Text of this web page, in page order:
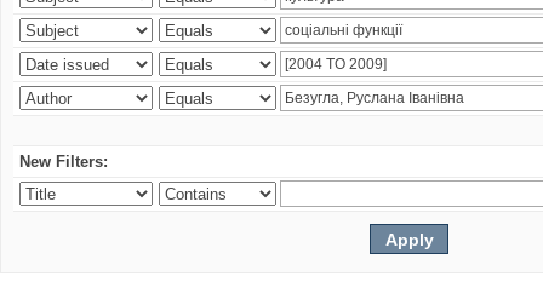
New Filters: